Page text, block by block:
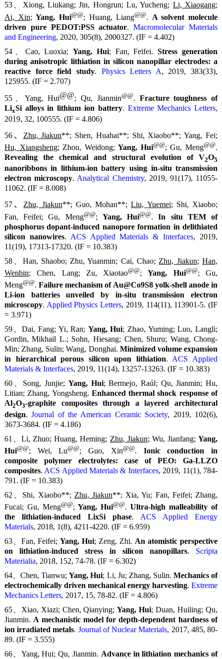
53、Xiong, Liukang; Jin, Hongrun; Lu, Yucheng; Li, Xiaogang;
Ai, Xin;Yang, Hui@@; Huang, Liang@@. A solvent molecule
driven pure PEDOT:PSS actuator.Macromolecular Materials
and Engineering, 2020, 305(8), 2000327. (IF = 4.402)
54、Cao, Luoxia;Yang, Hui; Fan, Feifei.Stress generation
during anisotropic lithiation in silicon nanopillar electrodes: a
reactive force field study. Physics Letters A, 2019, 383(33),
125955. (IF = 2.707)
55、Yang, Hui@@; Qu, Jianmin@@. Fracture toughness of
LixSi alloys in lithium ion battery. Extreme Mechanics Letters,
2019, 32, 100555. (IF = 4.806)
56、 Zhu, Jiakun**; Shen, Huahai**; Shi, Xiaobo**; Yang, Fei;
Hu, Xiangsheng; Zhou, Weidong;Yang, Hui@@; Gu, Meng@@.
Revealing the chemical and structural evolution of V2O5
nanoribbons in lithium-ion battery using in-situ transmission
electron microscopy. Analytical Chemistry, 2019, 91(17), 11055-
11062. (IF = 8.008)
57、 Zhu, Jiakun**; Guo, Mohan**;Liu, Yuemei; Shi, Xiaobo;
Fan, Feifei; Gu, Meng@@; Yang, Hui@@.In situ TEM of
phosphorus dopant-induced nanopore formation in delithiated
silicon nanowires. ACS Applied Materials & Interfaces, 2019,
11(19), 17313-17320. (IF = 10.383)
58、Han, Shaobo; Zhu, Yuanmin; Cai, Chao; Zhu, Jiakun;Han,
Wenbin; Chen, Lang; Zu, Xiaotao@@;Yang, Hui@@; Gu,
Meng@@.Failure mechanism of Au@Co9S8 yolk-shell anode in
Li-ion batteries unveiled by in-situ transmission electron
microscopy. Applied Physics Letters, 2019, 114(11), 113901-5. (IF
= 3.971)
59、Dai, Fang; Yi, Ran; Yang, Hui; Zhao, Yuming; Luo, Langli;
Gordin, Mikhail L.; Sohn, Hiesang; Chen, Shuru; Wang, Chong-
Min; Zhang, Sulin; Wang, Donghai. Minimized volume expansion
in hierarchical porous silicon upon lithiation. ACS Applied
Materials & Interfaces, 2019, 11(14), 13257-13263. (IF = 10.383)
60、Song, Junjie; Yang, Hui; Bermejo, Raúl; Qu, Jianmin; Hu,
Litian; Zhang, Yongsheng. Enhanced thermal shock response of
Al2O3-graphite composites through a layered architectural
design.Journal of the American Ceramic Society, 2019, 102(6),
3673-3684. (IF = 4.186)
61、Li, Zhuo; Huang, Heming; Zhu, Jiakun; Wu, Jianfang;Yang,
Hui@@; Wei, Lu@@; Guo, Xin@@. Ionic conduction in
composite polymer electrolytes: case of PEO: Ga-LLZO
composites. ACS Applied Materials & Interfaces, 2019, 11(1), 784-
791. (IF = 10.383)
62、Shi, Xiaobo**; Zhu, Jiakun**; Xia, Yu; Fan, Feifei; Zhang,
Fucai; Gu, Meng@@; Yang, Hui@@.Ultra-high malleability of
the lithiation-induced LixSi phase. ACS Applied Energy
Materials, 2018, 1(8), 4211-4220. (IF = 6.959)
63、Fan, Feifei; Yang, Hui; Zeng, Zhi. An atomistic perspective
on lithiation-induced stress in silicon nanopillars. Scripta
Materialia, 2018, 152, 74-78. (IF = 6.302)
64、Chen, Tianwu;Yang, Hui; Li, Ju; Zhang, Sulin. Mechanics of
electrochemically driven mechanical energy harvesting.Extreme
Mechanics Letters, 2017, 15, 78-82. (IF = 4.806)
65、Xiao, Xiazi; Chen, Qianying;Yang, Hui; Duan, Huiling; Qu,
Jianmin. A mechanistic model for depth-dependent hardness of
ion irradiated metals. Journal of Nuclear Materials, 2017, 485, 80-
89. (IF = 3.555)
66、 Yang, Hui; Qu, Jianmin. Advance in lithiation mechanics of